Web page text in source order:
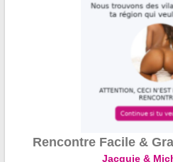
Rencontre Facile &
Jacquie &